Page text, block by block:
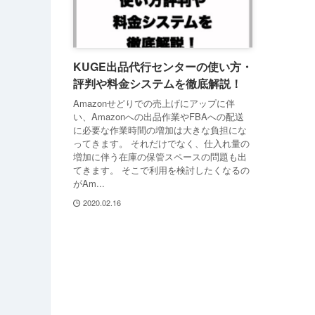
KUGE出品代行センターの使い方・
評判や料金システムを徹底解説！
Amazonせどりでの売上げにアップに伴
い、Amazonへの出品作業やFBAへの配送
に必要な作業時間の増加は大きな負担にな
ってきます。 それだけでなく、仕入れ量の
増加に伴う在庫の保管スペースの問題も出
てきます。 そこで利用を検討したくなるの
がAm...
2020.02.16